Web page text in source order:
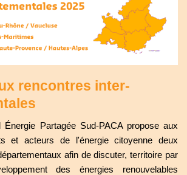
rencontres inter-
Énergie Partagée Sud-PACA propose aux
et acteurs de l'énergie citoyenne deux
afin de discuter, territoire par
des énergies renouvelables